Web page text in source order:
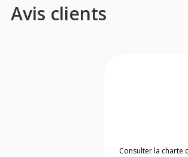
Avis clients
Consulter la charte